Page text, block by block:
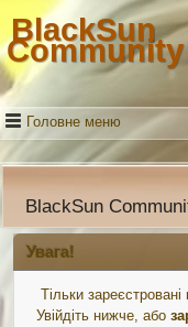
BlackSun
Community
Головне меню
BlackSun
Увага!
Тільки
Увійдіть нижче, або